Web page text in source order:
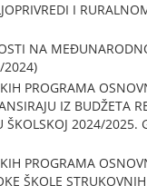
I
NA
2024)
PROGRAMA
IZ BUDŽETA
ŠKOLSKOJ 2024/
PROGRAMA
ŠKOLE